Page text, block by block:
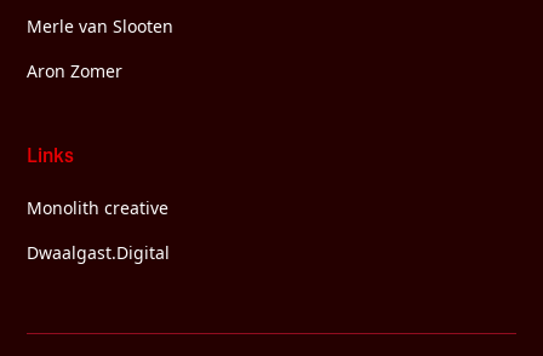
Merle van Slooten
Aron Zomer
Links
Monolith creative
Dwaalgast.Digital